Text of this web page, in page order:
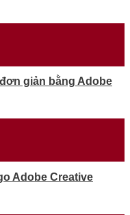
giản bằng Adobe
Adobe Creative